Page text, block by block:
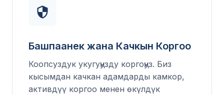
Башпаанек жана Качкын Коргоо
Коопсуздук укугуңузду коргоңуз. Биз
кысымдан качкан адамдарды камкор,
активдүү коргоо менен өкүлдүк